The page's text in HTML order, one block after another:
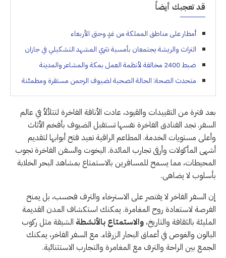
قد تعجبك أيضاً
أمطار على مناطق المملكة من غدٍ وحتى الأربعاء
التراث والريشة يجتمعان بأمسية تثري المشهد التشكيلي في جازان
ضبط 2400 مخالفة لأنظمة العمل بمكة والمشاعر والمدينة
متحدث الصحة: الحالة الصحية لضيوف الرحمن مستقرة ومطمئنة
بعد فترة من التقييدات والقيود، عادت الأناقة الفاخرة لتتلألأ في عالم
السفر. تجد الفنادق الفاخرة نفسها تستقبل الضيوف بأفخم الأثاث
وأعلى مستويات الخدمة. المطاعم الراقية تعيد فتح أبوابها لتقديم
أشهى المأكولات وأرقى تجارب المائدة. اليخوت والسفن الفاخرة تجوب
المحيطات، مما يسمح للمسافرين بالاستمتاع بمشاهد البحر الخلابة
بأسلوب لا يضاهى.
إن السفر الفاخر لا يقتصر على الاسترخاء والترف فحسب، بل يمنح
الفرصة لاستعادة روح المغامرة. يمكنك استكشاف المدن القديمة
المليئة بالثقافة والتاريخ، والاستمتاع بالأنشطة الشيقة مثل ركوب
البالون والغوص في أعماق البحار الزرقاء. مع السفر الفاخر، يمكنك
الجمع بين الراحة والترف مع المغامرة والتجارب الاستثنائية.